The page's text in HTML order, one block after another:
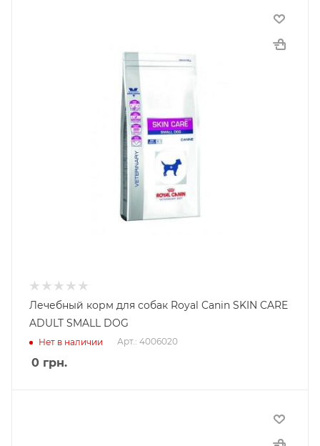
Лечебный корм для собак Royal Canin SKIN CARE
ADULT SMALL DOG
Нет в наличии Арт.: 4006020
0 грн.